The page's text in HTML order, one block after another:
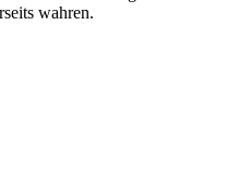
wahren.